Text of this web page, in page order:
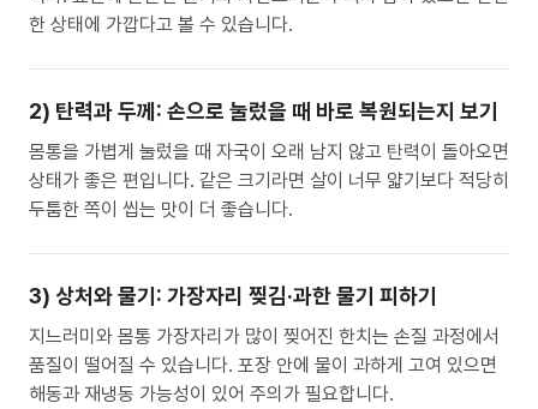
한 상태에 가깝다고 볼 수 있습니다.
2) 탄력과 두께: 손으로 눌렀을 때 바로 복원되는지 보기
몸통을 가볍게 눌렀을 때 자국이 오래 남지 않고 탄력이 돌아오면
상태가 좋은 편입니다. 같은 크기라면 살이 너무 얇기보다 적당히
두툼한 쪽이 씹는 맛이 더 좋습니다.
3) 상처와 물기: 가장자리 찢김·과한 물기 피하기
지느러미와 몸통 가장자리가 많이 찢어진 한치는 손질 과정에서
품질이 떨어질 수 있습니다. 포장 안에 물이 과하게 고여 있으면
해동과 재냉동 가능성이 있어 주의가 필요합니다.